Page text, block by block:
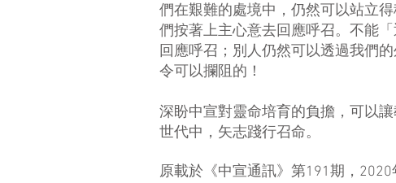
們在艱難的處境中，仍然可以站立
們按著上主心意去回應呼召。不能
回應呼召；別人仍然可以透過我們
令可以攔阻的！
深盼中宣對靈命培育的負擔，可以
世代中，矢志踐行召命。
原載於《中宣通訊》第191期，2020